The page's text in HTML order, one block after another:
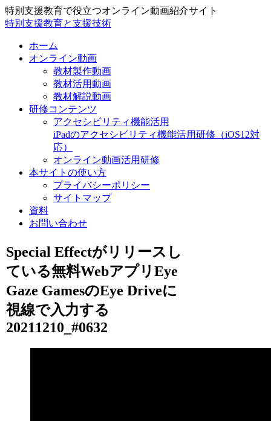
特別支援教育で役立つオンライン動画紹介サイト
特別支援教育と支援技術
ホーム
オンライン動画
教材製作動画
教材活用動画
教材解説動画
研修コンテンツ
アクセシビリティ機能活用
iPadのアクセシビリティ機能活用研修（iOS12対
応）
オンライン動画活用研修
本サイトの使い方
プライバシーポリシー
サイトマップ
資料
お問い合わせ
Special Effectがリリースし
ている無料WebアプリEye
Gaze GamesのEye Driveに
視線で入力する
20211210_#0632